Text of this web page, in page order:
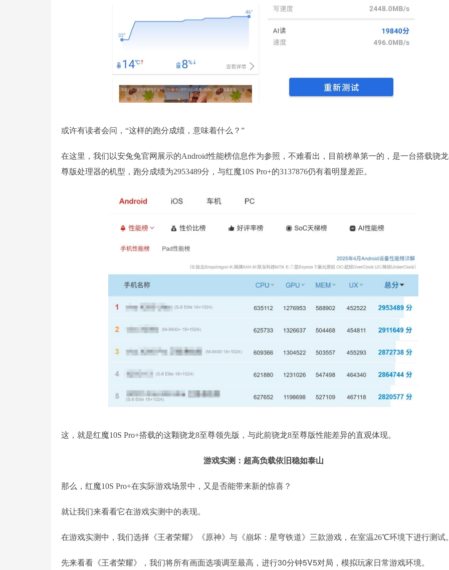
或许有读者会问，“这样的跑分成绩，意味着什么？”
在这里，我们以安兔兔官网展示的Android性能榜信息作为参照，不难看出，目前榜单第一的，是一台搭载骁
尊版处理器的机型，跑分成绩为2953489分，与红魔10S Pro+的3137876仍有着明显差距。
这，就是红魔10S Pro+搭载的这颗骁龙8至尊领先版，与此前骁龙8至尊版性能差异的直观体现。
游戏实测：超高负载依旧稳如泰山
那么，红魔10S Pro+在实际游戏场景中，又是否能带来新的惊喜？
就让我们来看看它在游戏实测中的表现。
在游戏实测中，我们选择《王者荣耀》《原神》与《崩坏：星穹铁道》三款游戏，在室温26℃环境下进行测试
先来看看《王者荣耀》，我们将所有画面选项调至最高，进行30分钟5V5对局，模拟玩家日常游戏环境。